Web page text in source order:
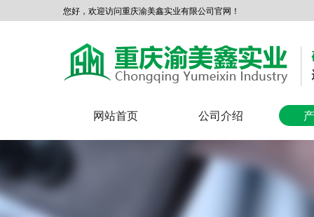
您好，欢迎访问重庆渝美鑫实业有限公司官网！
网站首页 公司介绍